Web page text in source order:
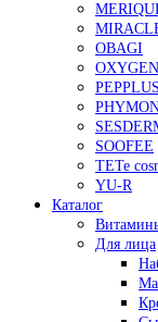
OBAGI
SOOFEE
TETe
YU-R
Каталог
Для лица